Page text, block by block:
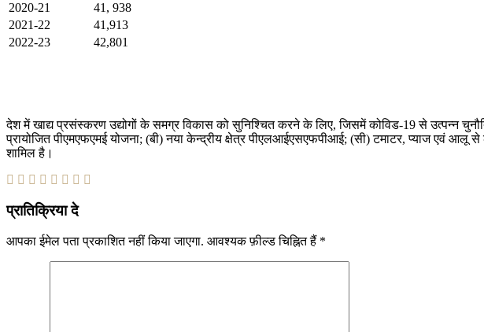
2020-21
41, 938
2021-22
41,913
2022-23
42,801
देश में खाद्य प्रसंस्करण उद्योगों के समग्र विकास को सुनिश्चित करने के लिए, जिसमें कोविड-19 से उत्पन्न
प्रायोजित पीएमएफएमई योजना; (बी) नया केन्द्रीय क्षेत्र पीएलआईएसएफपीआई; (सी) टमाटर, प्याज एवं
शामिल है।
प्रातिक्रिया दे
आपका ईमेल पता प्रकाशित नहीं किया जाएगा. आवश्यक फ़ील्ड चिह्नित हैं *